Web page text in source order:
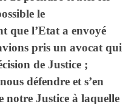
le
que l’Etat a envoyé
pris un avocat qui
de Justice ;
défendre et s’en
notre Justice à laquelle